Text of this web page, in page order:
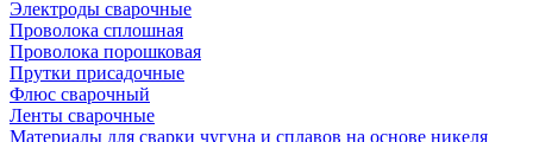
Электроды сварочные
Проволока сплошная
Проволока порошковая
Прутки присадочные
Флюс сварочный
Ленты сварочные
Материалы для сварки чугуна и сплавов на основе никеля